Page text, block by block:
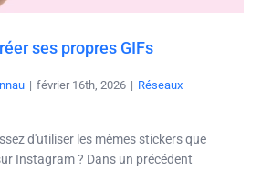
ses propres GIFs
| février 16th, 2026 | Réseaux
d'utiliser les mêmes stickers que
Instagram ? Dans un précédent